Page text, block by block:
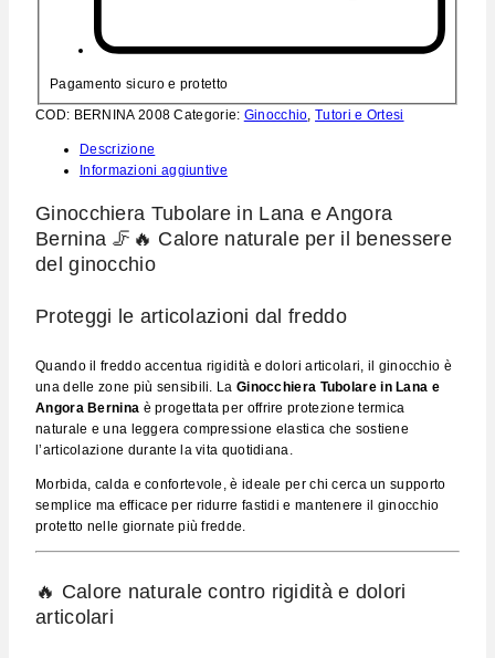
Pagamento sicuro e protetto
COD: BERNINA 2008 Categorie: Ginocchio,Tutori e Ortesi
Descrizione
Informazioni aggiuntive
Ginocchiera Tubolare in Lana e Angora
Bernina 🦵🔥 Calore naturale per il benessere
del ginocchio
Proteggi le articolazioni dal freddo
Quando il freddo accentua rigidità e dolori articolari, il ginocchio è
una delle zone più sensibili. La Ginocchiera Tubolare in Lana e
Angora Bernina è progettata per offrire protezione termica
naturale e una leggera compressione elastica che sostiene
l’articolazione durante la vita quotidiana.
Morbida, calda e confortevole, è ideale per chi cerca un supporto
semplice ma efficace per ridurre fastidi e mantenere il ginocchio
protetto nelle giornate più fredde.
🔥 Calore naturale contro rigidità e dolori
articolari